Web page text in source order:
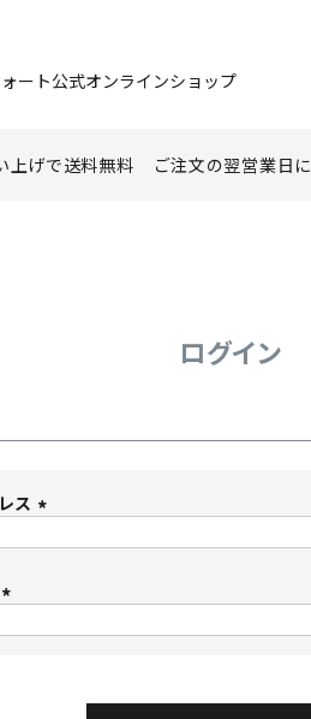
ート公式オンラインショップ
上げで送料無料 ご注文の翌営業日に
ログイン
ス